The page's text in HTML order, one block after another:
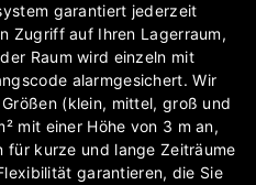
garantiert jederzeit
Zugriff auf Ihren Lagerraum,
Raum wird einzeln mit
alarmgesichert. Wir
(klein, mittel, groß und
mit einer Höhe von 3 m an,
für kurze und lange Zeiträume
garantieren, die Sie